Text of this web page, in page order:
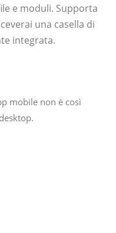
e moduli. Supporta
una casella di
integrata.
mobile non è così